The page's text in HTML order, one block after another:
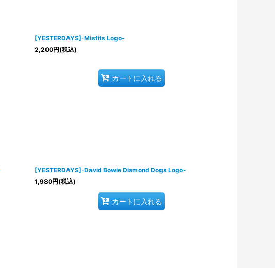
[YESTERDAYS]-Misfits Logo-
2,200円(税込)
カートに入れる
[YESTERDAYS]-David Bowie Diamond Dogs Logo-
1,980円(税込)
カートに入れる